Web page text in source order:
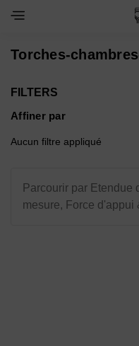
Toggle Navigation
Torches-
FILTERS
Affiner par
Aucun filtre appliqué
Parcourir par Etendue
mesure, Force d'appui